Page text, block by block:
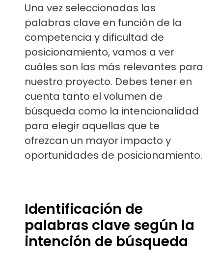
Una vez seleccionadas las
palabras clave en función de la
competencia y dificultad de
posicionamiento, vamos a ver
cuáles son las más relevantes para
nuestro proyecto. Debes tener en
cuenta tanto el volumen de
búsqueda como la intencionalidad
para elegir aquellas que te
ofrezcan un mayor impacto y
oportunidades de posicionamiento.
Identificación de
palabras clave según la
intención de búsqueda